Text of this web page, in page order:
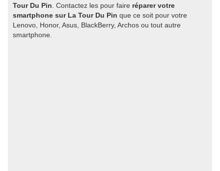
Tour Du Pin . Contactez les pour faire réparer votre
smartphone sur La Tour Du Pin que ce soit pour votre
Lenovo, Honor, Asus, BlackBerry, Archos ou tout autre
smartphone.